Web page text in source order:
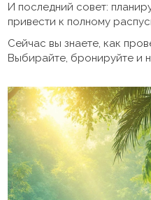
И последний совет:
привести к полному
Сейчас вы знаете, как
Выбирайте, бронируйте и